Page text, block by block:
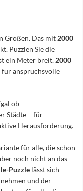
Größen. Das mit 2000
Puzzlen Sie die
ein Meter breit. 2000
für anspruchsvolle
ob
Städte – für
Herausforderung.
für alle, die schon
noch nicht an das
Puzzle lässt sich
und der